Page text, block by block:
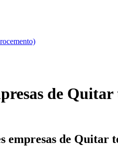
de Quitar
empresas de